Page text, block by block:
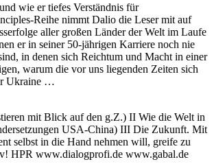
wie er tiefes Verständnis für
Reihe nimmt Dalio die Leser mit auf
aller großen Länder der Welt im Laufe
er in seiner 50-jährigen Karriere noch nie
in denen sich Reichtum und Macht in einer
warum die vor uns liegenden Zeiten sich
Ukraine …
mit Blick auf den g.Z.) II Wie die Welt in
USA-China) III Die Zukunft. Mit
selbst in die Hand nehmen will, greife zu
HPR www.dialogprofi.de www.gabal.de